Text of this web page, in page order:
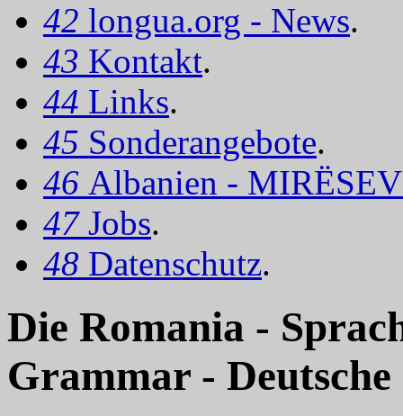
42 longua.org - News.
43 Kontakt.
44 Links.
45 Sonderangebote.
46 Albanien -
47 Jobs.
48 Datenschutz.
Die Romania -
Grammar -